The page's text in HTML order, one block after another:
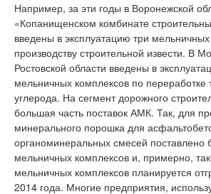
Например, за эти годы в Воронежской
«Копанищенском комбинате
введены в эксплуатацию три
производству строительной извести. В
Ростовской области введены в
мельничных комплексов по переработке
углерода. На сегмент дорожного
большая часть поставок АМК. Так, для
минерального порошка для
органоминеральных смесей поставлено
мельничных комплексов и, примерно,
мельничных комплексов планируется
2014 года. Многие предприятия,